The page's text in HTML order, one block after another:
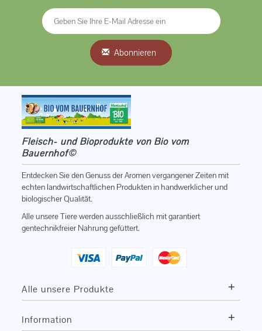
Abonnieren
Fleisch- und Bioprodukte von Bio vom
Bauernhof©
Entdecken Sie den Genuss der Aromen vergangener Zeiten mit
echten landwirtschaftlichen Produkten in handwerklicher und
biologischer Qualität.
Alle unsere Tiere werden ausschließlich mit garantiert
gentechnikfreier Nahrung gefüttert.
Alle unsere Produkte +
Information +